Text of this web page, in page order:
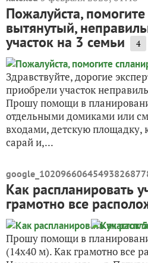
Пожалуйста,
вытянутый,
участок на 3 семьи 4
Здравствуйте, дорогие
приобрели участок
Прошу помощи в
отдельными домиками или
входами, детскую
сарай и,...
Как распланировать
грамотно все
Прошу помощи в
(14x40 м). Как грамотно все